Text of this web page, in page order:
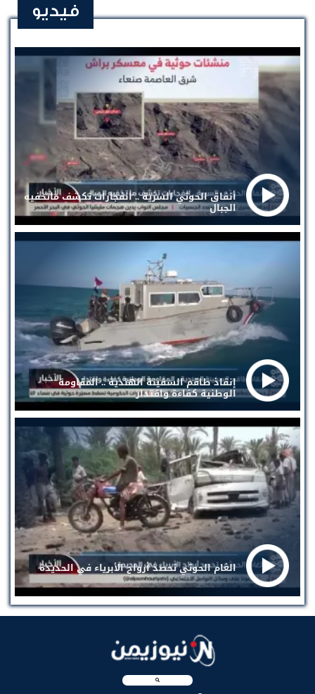
فيديو
أنفاق الحوثي السرية .. انفجارات تكشف ماتخفيه
الجبال
إنقاذ طاقم السفينة الهندية .. المقاومة
الوطنية كفاءة واقتدار
الغام الحوثي تحصد أرواح الأبرياء في الحديدة